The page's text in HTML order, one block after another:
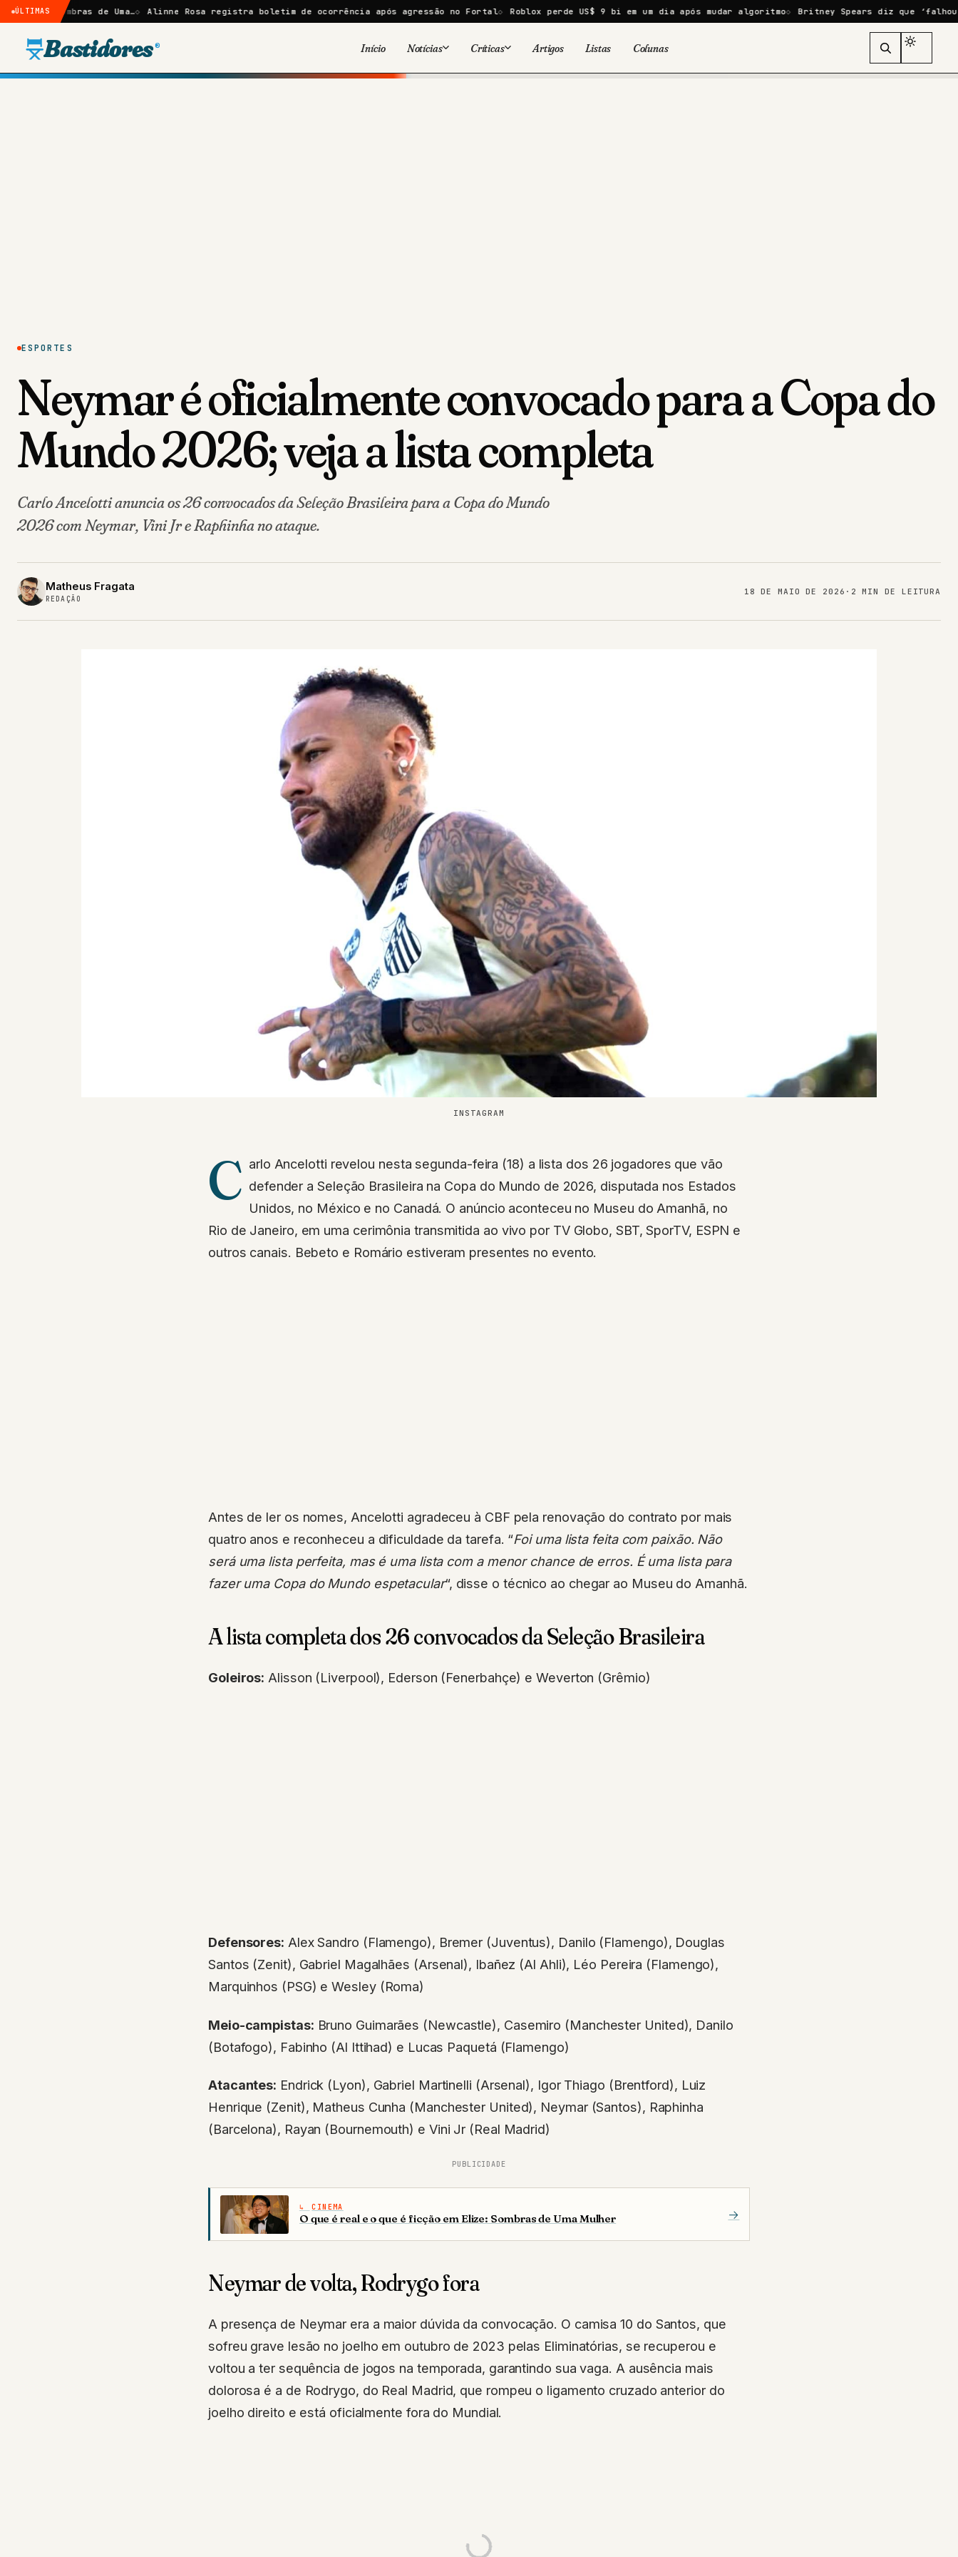
ÚLTIMASde Uma… Alinne Rosa registra boletim de ocorrência após agressão no Fortal Roblox perde US$ 9 bi em um dia após mudar algoritmo Britney Spears diz que ‘falhou como
Bastidores ® Início Notícias
Viral
Críticas Artigos Listas Colunas
ESPORTES
Neymar é oficialmente convocado para a Copa do
Mundo 2026; veja a lista completa
Carlo Ancelotti anuncia os 26 convocados da Seleção Brasileira para a Copa do Mundo
2026 com Neymar, Vini Jr e Raphinha no ataque.
Matheus Fragata
REDAÇÃO
18 DE MAIO DE 2026 · 2 MIN DE LEITURA
INSTAGRAM
C arlo Ancelotti revelou nesta segunda-feira (18) a lista dos 26 jogadores que vão
defender a Seleção Brasileira na Copa do Mundo de 2026, disputada nos Estados
Unidos, no México e no Canadá. O anúncio aconteceu no Museu do Amanhã, no
Rio de Janeiro, em uma cerimônia transmitida ao vivo por TV Globo, SBT, SporTV, ESPN e
outros canais. Bebeto e Romário estiveram presentes no evento.
Antes de ler os nomes, Ancelotti agradeceu à CBF pela renovação do contrato por mais
quatro anos e reconheceu a dificuldade da tarefa. “Foi uma lista feita com paixão. Não
será uma lista perfeita, mas é uma lista com a menor chance de erros. É uma lista para
fazer uma Copa do Mundo espetacular“, disse o técnico ao chegar ao Museu do Amanhã.
A lista completa dos 26 convocados da Seleção Brasileira
Goleiros: Alisson (Liverpool), Ederson (Fenerbahçe) e Weverton (Grêmio)
Defensores: Alex Sandro (Flamengo), Bremer (Juventus), Danilo (Flamengo), Douglas
Santos (Zenit), Gabriel Magalhães (Arsenal), Ibañez (Al Ahli), Léo Pereira (Flamengo),
Marquinhos (PSG) e Wesley (Roma)
Meio-campistas: Bruno Guimarães (Newcastle), Casemiro (Manchester United), Danilo
(Botafogo), Fabinho (Al Ittihad) e Lucas Paquetá (Flamengo)
Atacantes: Endrick (Lyon), Gabriel Martinelli (Arsenal), Igor Thiago (Brentford), Luiz
Henrique (Zenit), Matheus Cunha (Manchester United), Neymar (Santos), Raphinha
(Barcelona), Rayan (Bournemouth) e Vini Jr (Real Madrid)
PUBLICIDADE
CINEMA
O que é real e o que é ficção em Elize: Sombras de Uma Mulher →
Neymar de volta, Rodrygo fora
A presença de Neymar era a maior dúvida da convocação. O camisa 10 do Santos, que
sofreu grave lesão no joelho em outubro de 2023 pelas Eliminatórias, se recuperou e
voltou a ter sequência de jogos na temporada, garantindo sua vaga. A ausência mais
dolorosa é a de Rodrygo, do Real Madrid, que rompeu o ligamento cruzado anterior do
joelho direito e está oficialmente fora do Mundial.